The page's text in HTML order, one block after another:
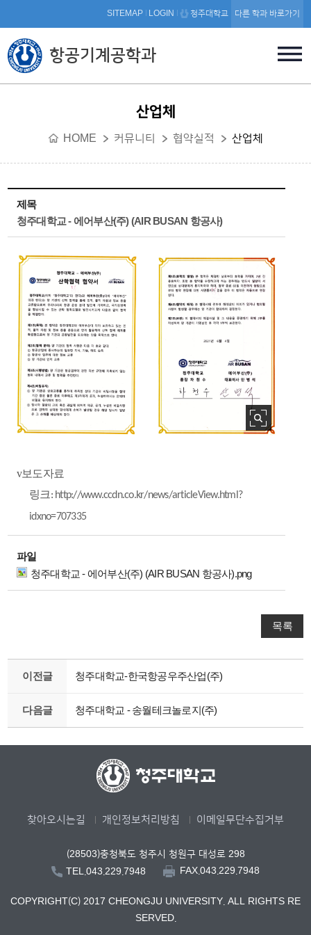
본문 바로가기
항공기계공학과
SITEMAP LOGIN 청주대학교 다른 학과 바로가기
산업체
HOME 커뮤니티 협약실적 산업체
제목
청주대학교 - 에어부산(주) (AIR BUSAN 항공사)
v보도자료
링크: http://www.ccdn.co.kr/news/articleView.html?
idxno=707335
파일
청주대학교 - 에어부산(주) (AIR BUSAN 항공사).png
목록
이전글 청주대학교-한국항공우주산업(주)
다음글 청주대학교 - 송월테크놀로지(주)
찾아오시는길 개인정보처리방침 이메일무단수집거부
(28503)충청북도 청주시 청원구 대성로 298
TEL.043.229.7948
FAX.043.229.7948
COPYRIGHT(C) 2017 CHEONGJU UNIVERSITY. ALL RIGHTS RE
SERVED.